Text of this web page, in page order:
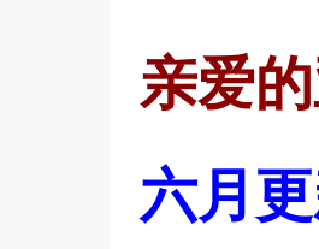
亲爱
六月